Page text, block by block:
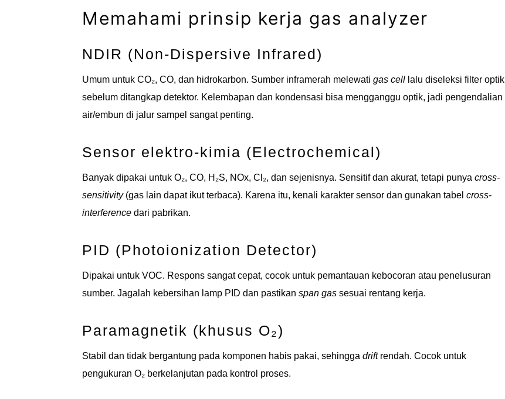
Memahami prinsip kerja gas analyzer
NDIR (Non-Dispersive Infrared)
Umum untuk CO₂, CO, dan hidrokarbon. Sumber inframerah melewati gas cell lalu diseleksi filter optik
sebelum ditangkap detektor. Kelembapan dan kondensasi bisa mengganggu optik, jadi pengendalian
air/embun di jalur sampel sangat penting.
Sensor elektro-kimia (Electrochemical)
Banyak dipakai untuk O₂, CO, H₂S, NOx, Cl₂, dan sejenisnya. Sensitif dan akurat, tetapi punya cross-
sensitivity(gas lain dapat ikut terbaca). Karena itu, kenali karakter sensor dan gunakan tabel cross-
interference dari pabrikan.
PID (Photoionization Detector)
Dipakai untuk VOC. Respons sangat cepat, cocok untuk pemantauan kebocoran atau penelusuran
sumber. Jagalah kebersihan lamp PID dan pastikan span gas sesuai rentang kerja.
Paramagnetik (khusus O₂)
Stabil dan tidak bergantung pada komponen habis pakai, sehingga driftrendah. Cocok untuk
pengukuran O₂ berkelanjutan pada kontrol proses.